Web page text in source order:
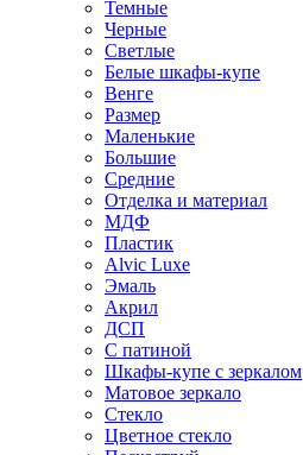
Темные
Черные
Светлые
Белые шкафы-купе
Венге
Размер
Маленькие
Большие
Средние
Отделка и материал
МДФ
Пластик
Alvic Luxe
Эмаль
Акрил
ДСП
С патиной
Шкафы-купе с зеркалом
Матовое зеркало
Стекло
Цветное стекло